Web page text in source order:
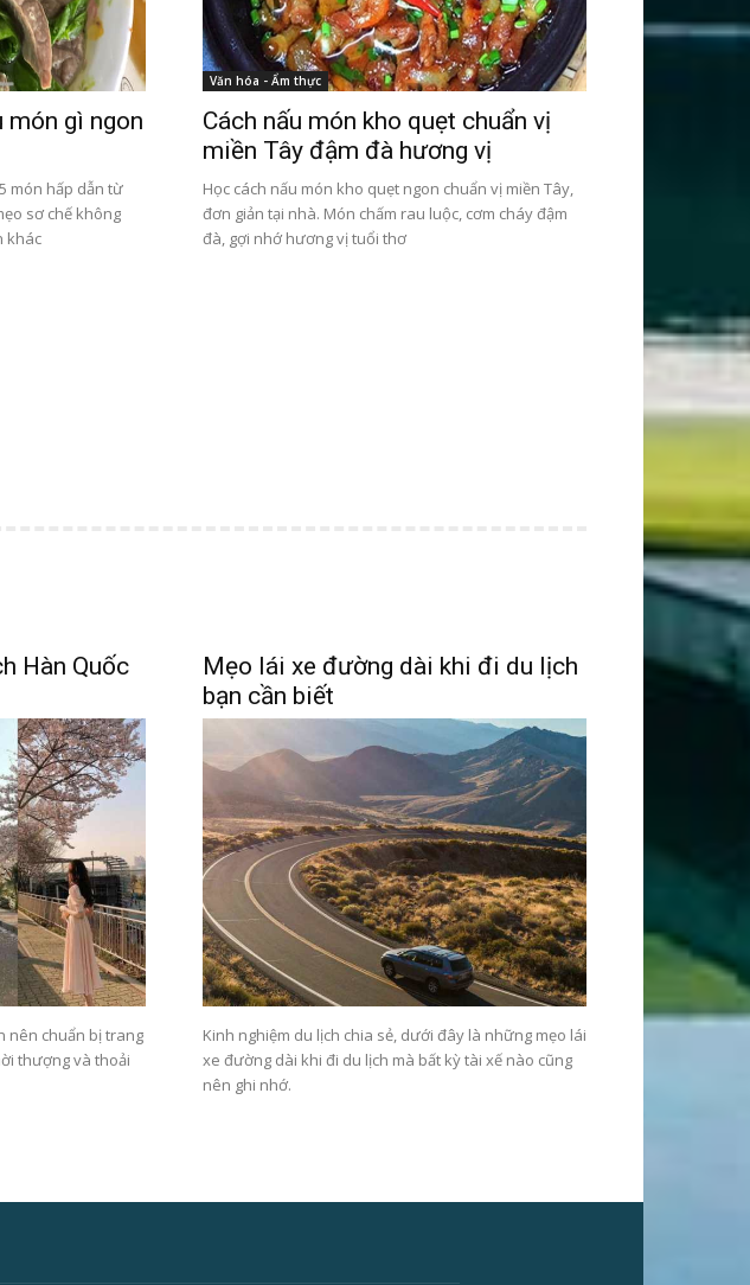
món gì ngon
món hấp dẫn từ
sơ chế không
khác
Văn hóa - Ẩm thực
Cách nấu món kho quẹt chuẩn vị
miền Tây đậm đà hương vị
Học cách nấu món kho quẹt ngon chuẩn vị miền Tây,
đơn giản tại nhà. Món chấm rau luộc, cơm cháy đậm
đà, gợi nhớ hương vị tuổi thơ
Hàn Quốc
nên chuẩn bị trang
thượng và thoải
Mẹo lái xe đường dài khi đi du lịch
bạn cần biết
Kinh nghiệm du lịch chia sẻ, dưới đây là những mẹo lái
xe đường dài khi đi du lịch mà bất kỳ tài xế nào cũng
nên ghi nhớ.